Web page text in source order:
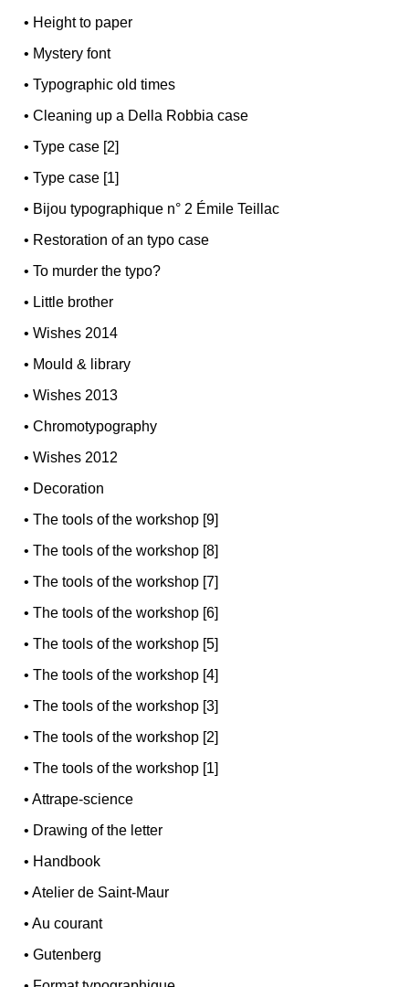
• Height to paper
• Mystery font
•Typographic old times
•Cleaning up a Della Robbia case
•Type case [2]
•Type case [1]
• Bijou typographique n° 2 Émile Teillac
• Restoration of an typo case
•To murder the typo?
• Little brother
•Wishes 2014
• Mould & library
•Wishes 2013
•Chromotypography
•Wishes 2012
• Decoration
•The tools of the workshop [9]
•The tools of the workshop [8]
•The tools of the workshop [7]
•The tools of the workshop [6]
•The tools of the workshop [5]
•The tools of the workshop [4]
•The tools of the workshop [3]
•The tools of the workshop [2]
•The tools of the workshop [1]
•Attrape-science
• Drawing of the letter
• Handbook
•Atelier de Saint-Maur
•Au courant
•Gutenberg